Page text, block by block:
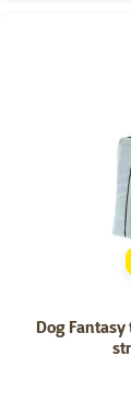
Dog